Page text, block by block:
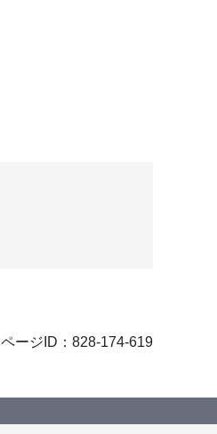
ページID：828-174-619